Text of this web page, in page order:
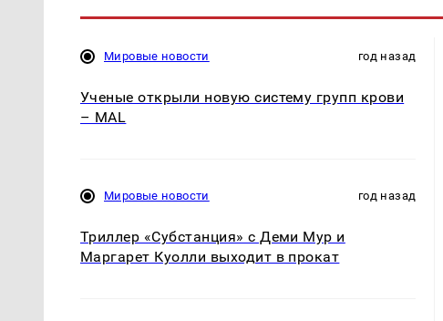
Мировые новости год назад
Ученые открыли новую систему групп крови
– MAL
Мировые новости год назад
Триллер «Субстанция» с Деми Мур и
Маргарет Куолли выходит в прокат